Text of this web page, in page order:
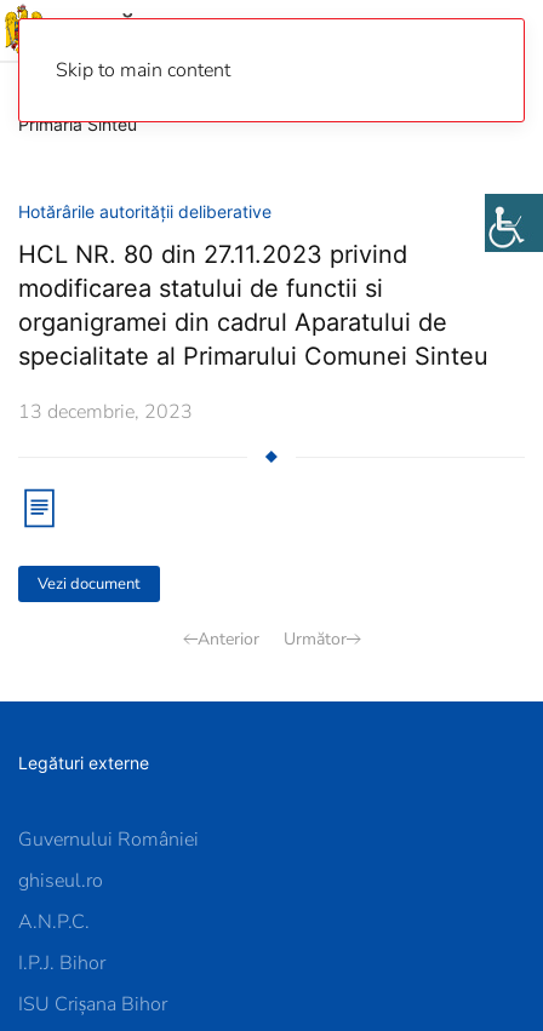
Skip to main content
Primaria Sinteu
Hotărârile autorității deliberative
HCL NR. 80 din 27.11.2023 privind
modificarea statului de functii si
organigramei din cadrul Aparatului de
specialitate al Primarului Comunei Sinteu
13 decembrie, 2023
Vezi document
Anterior Următor
Legături externe
Guvernului României
ghiseul.ro
A.N.P.C.
I.P.J. Bihor
ISU Crișana Bihor